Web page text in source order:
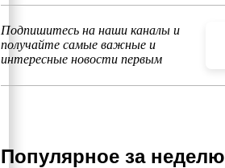
Подпишитесь на наши каналы и
получайте самые важные и
интересные новости первым
Популярное за неделю